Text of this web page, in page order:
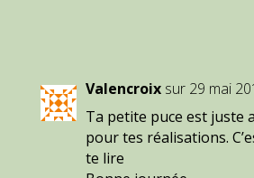
Valencroix sur 29 mai
Ta petite puce est juste
pour tes réalisations.
te lire